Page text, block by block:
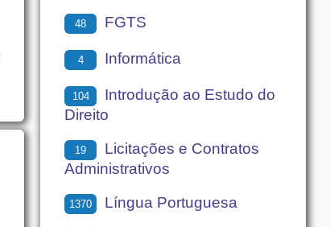
48 FGTS
4 Informática
104
Introdução ao Estudo do
Direito
19
Licitações e Contratos
Administrativos
1370 Língua Portuguesa